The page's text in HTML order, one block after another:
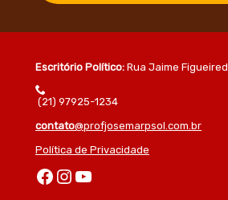
Escritório Político: Rua Jaime
(21) 97925-1234
contato@profjosemarpsol.com.br
Política de Privacidade
Facebook Instagram Youtube